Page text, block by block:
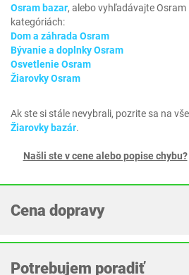
Osram bazar, alebo vyhľadávajte
kategóriách:
Dom a záhrada Osram
Bývanie a doplnky Osram
Osvetlenie Osram
Žiarovky Osram
Ak ste si stále nevybrali, pozrite sa na
Žiarovky bazár.
Našli ste v cene alebo popise chybu?
Cena dopravy
Potrebujem poradiť